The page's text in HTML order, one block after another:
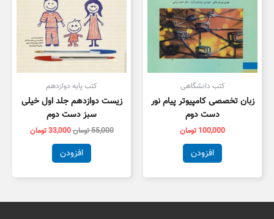
کتب دانشگاهی
زبان تخصصی کامپیوتر پیام نور
دست دوم
100,000 تومان
افزودن
کتب پایه دوازدهم
زیست دوازدهم جلد اول خیلی
سبز دست دوم
55,000تومان33,000تومان
افزودن